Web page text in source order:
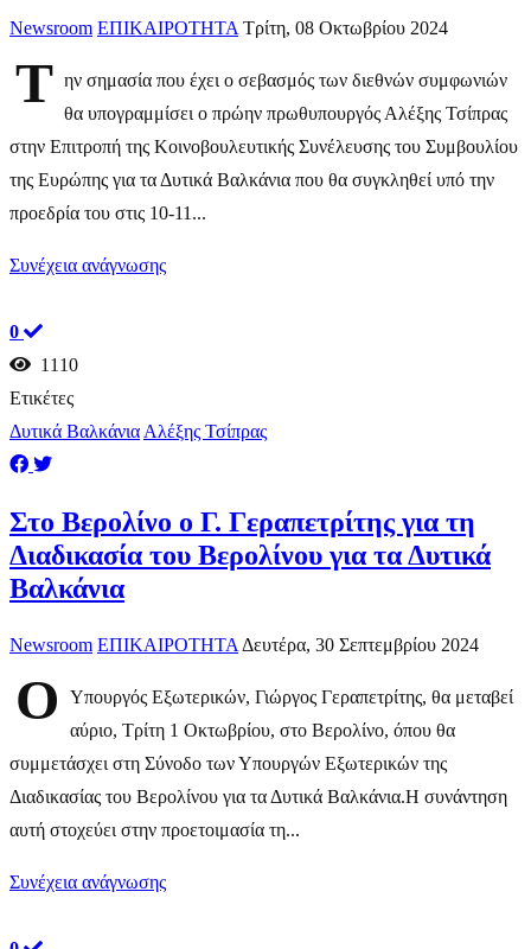
Newsroom ΕΠΙΚΑΙΡΟΤΗΤΑ Τρίτη, 08 Οκτωβρίου 2024
Τ ην σημασία που έχει ο σεβασμός των διεθνών συμφωνιών
θα υπογραμμίσει ο πρώην πρωθυπουργός Αλέξης Τσίπρας
στην Επιτροπή της Κοινοβουλευτικής Συνέλευσης του Συμβουλίου
της Ευρώπης για τα Δυτικά Βαλκάνια που θα συγκληθεί υπό την
προεδρία του στις 10-11...
Συνέχεια ανάγνωσης
0
1110
Ετικέτες
Δυτικά Βαλκάνια Αλέξης Τσίπρας
Στο Βερολίνο ο Γ. Γεραπετρίτης για τη
Διαδικασία του Βερολίνου για τα Δυτικά
Βαλκάνια
Newsroom ΕΠΙΚΑΙΡΟΤΗΤΑ Δευτέρα, 30 Σεπτεμβρίου 2024
Ο
Υπουργός Εξωτερικών, Γιώργος Γεραπετρίτης, θα μεταβεί
αύριο, Τρίτη 1 Οκτωβρίου, στο Βερολίνο, όπου θα
συμμετάσχει στη Σύνοδο των Υπουργών Εξωτερικών της
Διαδικασίας του Βερολίνου για τα Δυτικά Βαλκάνια.Η συνάντηση
αυτή στοχεύει στην προετοιμασία τη...
Συνέχεια ανάγνωσης